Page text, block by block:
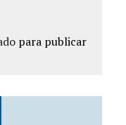
para publicar